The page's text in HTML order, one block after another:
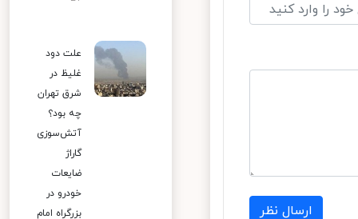
ارسال نظر
علت دود
غلیظ در
شرق تهران
چه بود؟
آتش‌سوزی
گاراژ
ضایعات
خودرو در
بزرگراه امام